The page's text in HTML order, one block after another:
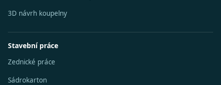
3D návrh koupelny
Stavební práce
Zednické práce
Sádrokarton